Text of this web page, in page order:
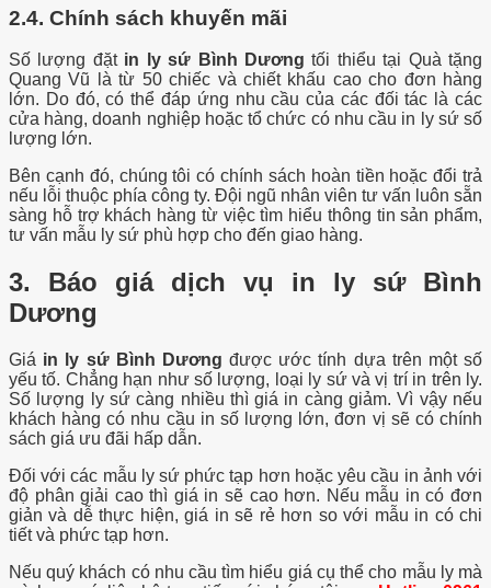
2.4. Chính sách khuyến mãi
Số lượng đặt in ly sứ Bình Dương tối thiểu tại Quà tặng
Quang Vũ là từ 50 chiếc và chiết khấu cao cho đơn hàng
lớn. Do đó, có thể đáp ứng nhu cầu của các đối tác là các
cửa hàng, doanh nghiệp hoặc tổ chức có nhu cầu in ly sứ số
lượng lớn.
Bên cạnh đó, chúng tôi có chính sách hoàn tiền hoặc đổi trả
nếu lỗi thuộc phía công ty. Đội ngũ nhân viên tư vấn luôn sẵn
sàng hỗ trợ khách hàng từ việc tìm hiểu thông tin sản phẩm,
tư vấn mẫu ly sứ phù hợp cho đến giao hàng.
3. Báo giá dịch vụ in ly sứ Bình
Dương
Giá in ly sứ Bình Dương được ước tính dựa trên một số
yếu tố. Chẳng hạn như số lượng, loại ly sứ và vị trí in trên ly.
Số lượng ly sứ càng nhiều thì giá in càng giảm. Vì vậy nếu
khách hàng có nhu cầu in số lượng lớn, đơn vị sẽ có chính
sách giá ưu đãi hấp dẫn.
Đối với các mẫu ly sứ phức tạp hơn hoặc yêu cầu in ảnh với
độ phân giải cao thì giá in sẽ cao hơn. Nếu mẫu in có đơn
giản và dễ thực hiện, giá in sẽ rẻ hơn so với mẫu in có chi
tiết và phức tạp hơn.
Nếu quý khách có nhu cầu tìm hiểu giá cụ thể cho mẫu ly mà